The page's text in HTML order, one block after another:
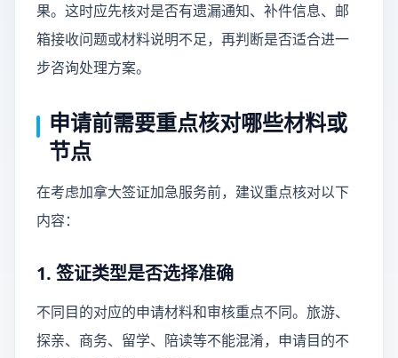
果。这时应先核对是否有遗漏通知、补件信息、邮
箱接收问题或材料说明不足，再判断是否适合进一
步咨询处理方案。
申请前需要重点核对哪些材料或
节点
在考虑加拿大签证加急服务前，建议重点核对以下
内容：
1. 签证类型是否选择准确
不同目的对应的申请材料和审核重点不同。旅游、
探亲、商务、留学、陪读等不能混淆，申请目的不